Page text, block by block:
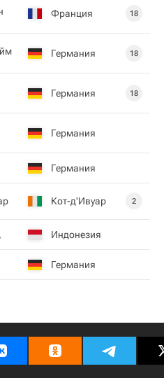
Франция 18
Германия 18
Германия 18
Германия
Германия
Кот-д'Ивуар 2
Индонезия
Германия